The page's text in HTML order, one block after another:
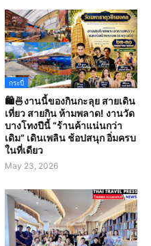
กระบี่
🛍️🍜งานนี้ของกินกะลุย สายเดิน
เที่ยว สายกิน ห้ามพลาด! งานวัด
บางโทงปีนี้ “ร้านค้าแน่นกว่า
เดิม” เดินเพลิน ช้อปสนุก อิ่มครบ
ในที่เดียว
May 23, 2026